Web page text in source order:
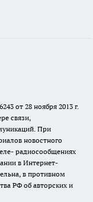
от 28 ноября 2013 г.
связи,
При
новостного
радиосообщениях
в Интернет-
в противном
РФ об авторских и